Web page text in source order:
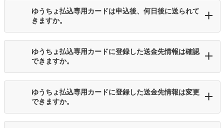
ゆうちょ払込専用カードは申込後、何日後に送られて
きますか。
ゆうちょ払込専用カードに登録した送金先情報は確認
できますか。
ゆうちょ払込専用カードに登録した送金先情報は変更
できますか。